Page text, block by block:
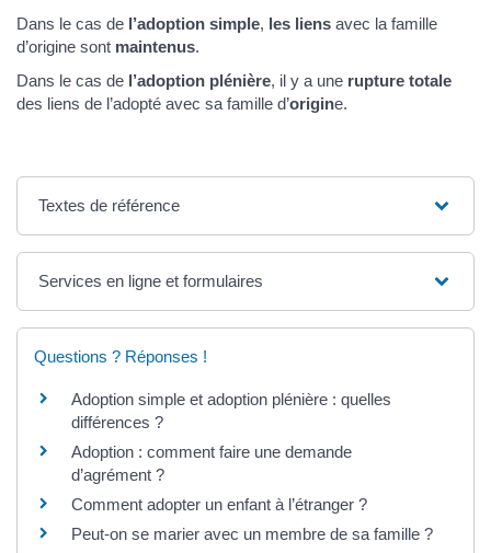
Dans le cas de l’adoption simple, les liens avec la famille
d’origine sont maintenus.
Dans le cas de l’adoption plénière, il y a une rupture totale
des liens de l’adopté avec sa famille d’origine.
Textes de référence
Services en ligne et formulaires
Questions ? Réponses !
Adoption simple et adoption plénière : quelles
différences ?
Adoption : comment faire une demande
d’agrément ?
Comment adopter un enfant à l’étranger ?
Peut-on se marier avec un membre de sa famille ?